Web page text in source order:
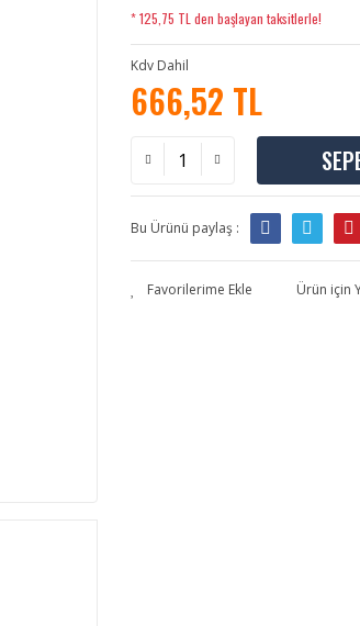
* 125,75 TL den başlayan taksitlerle!
Kdv Dahil
666,52 TL
Bu Ürünü paylaş :
Ürün için